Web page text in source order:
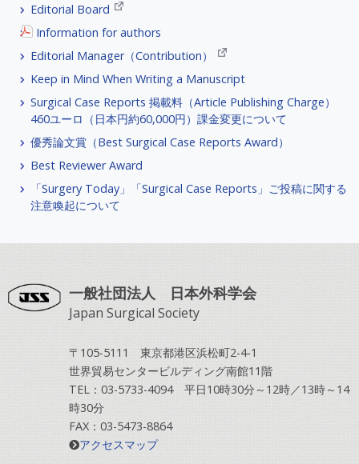
Editorial Board
Information for authors
Editorial Manager（Contribution）
Keep in Mind When Writing a Manuscript
Surgical Case Reports 掲載料（Article Publishing Charge）
460ユーロ（日本円約60,000円）課金変更について
優秀論文賞（Best Surgical Case Reports Award）
Best Reviewer Award
「Surgery Today」「Surgical Case Reports」ご投稿に関する
注意喚起について
一般社団法人 日本外科学会
Japan Surgical Society
〒105-5111 東京都港区浜松町2-4-1
世界貿易センタービルディング南館11階
TEL：03-5733-4094 平日10時30分～12時／13時～14
時30分
FAX：03-5473-8864
アクセスマップ